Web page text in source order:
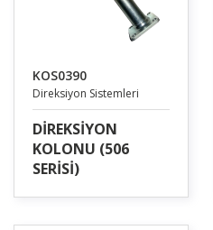
KOS0390
Direksiyon Sistemleri
DİREKSİYON
KOLONU (506
SERİSİ)